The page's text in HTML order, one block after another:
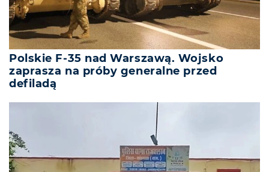
Polskie F-35 nad Warszawą. Wojsko
zaprasza na próby generalne przed
defiladą